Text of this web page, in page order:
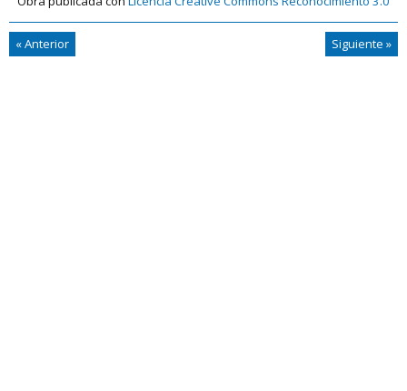
«Anterior Siguiente »